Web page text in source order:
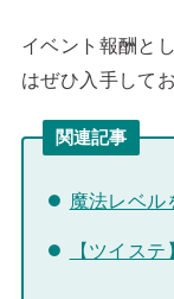
イベント報酬と
はぜひ入手して
関連記事
魔法レベル
【ツイス